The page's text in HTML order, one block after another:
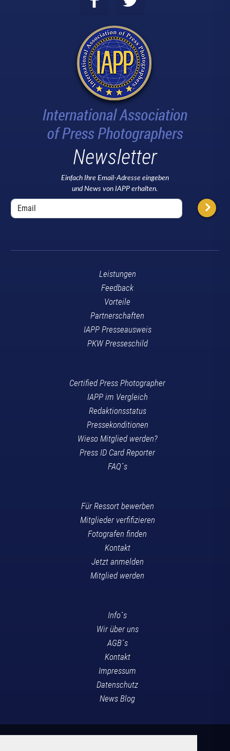
Newsletter
Einfach Ihre Email-Adresse eingeben
und News von IAPP erhalten.
Leistungen
Feedback
Vorteile
Partnerschaften
IAPP Presseausweis
PKW Presseschild
Certified Press Photographer
IAPP im Vergleich
Redaktionsstatus
Pressekonditionen
Wieso Mitglied werden?
Press ID Card Reporter
FAQ´s
Für Ressort bewerben
Mitglieder verfifizieren
Fotografen finden
Kontakt
Jetzt anmelden
Mitglied werden
Info´s
Wir über uns
AGB´s
Kontakt
Impressum
Datenschutz
News Blog